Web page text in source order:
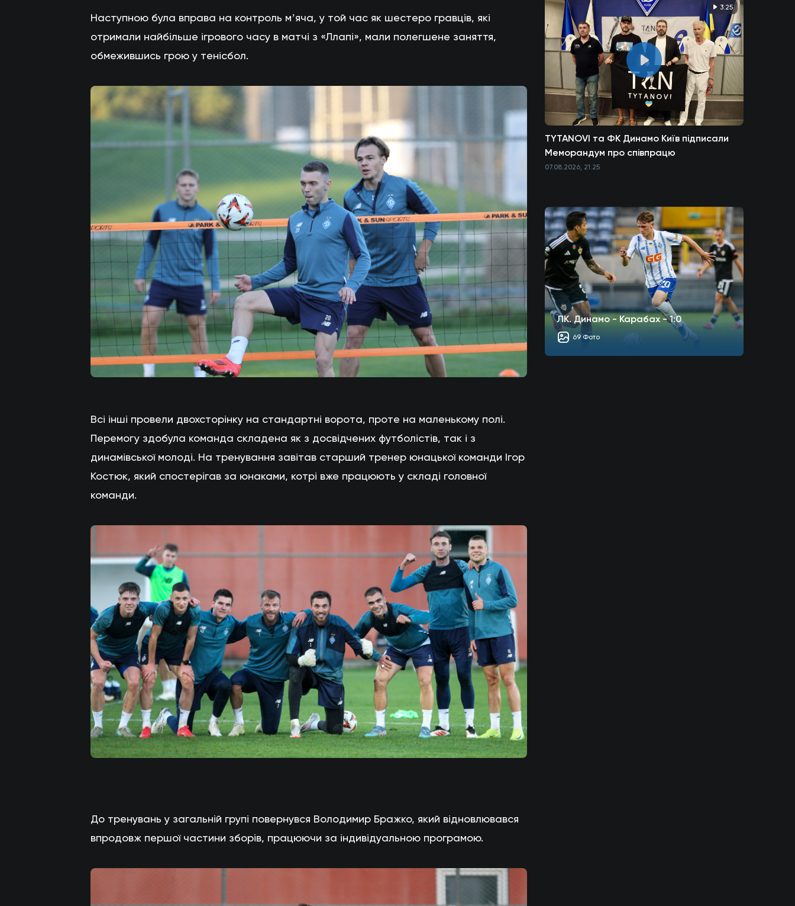
Наступною була вправа на контроль мʼяча, у той час як шестеро гравців, які
отримали найбільше ігрового часу в матчі з «Ллапі», мали полегшене заняття,
обмежившись грою у тенісбол.
Всі інші провели двохсторінку на стандартні ворота, проте на маленькому полі.
Перемогу здобула команда складена як з досвідчених футболістів, так і з
динамівської молоді. На тренування завітав старший тренер юнацької команди Ігор
Костюк, який спостерігав за юнаками, котрі вже працюють у складі головної
команди.
До тренувань у загальній групі повернувся Володимир Бражко, який відновлювався
впродовж першої частини зборів, працюючи за індивідуальною програмою.
3:25
TYTANOVI та ФК Динамо Київ підписали
Меморандум про співпрацю
07.08.2026, 21:25
ЛК. Динамо - Карабах - 1:0
69 Фото